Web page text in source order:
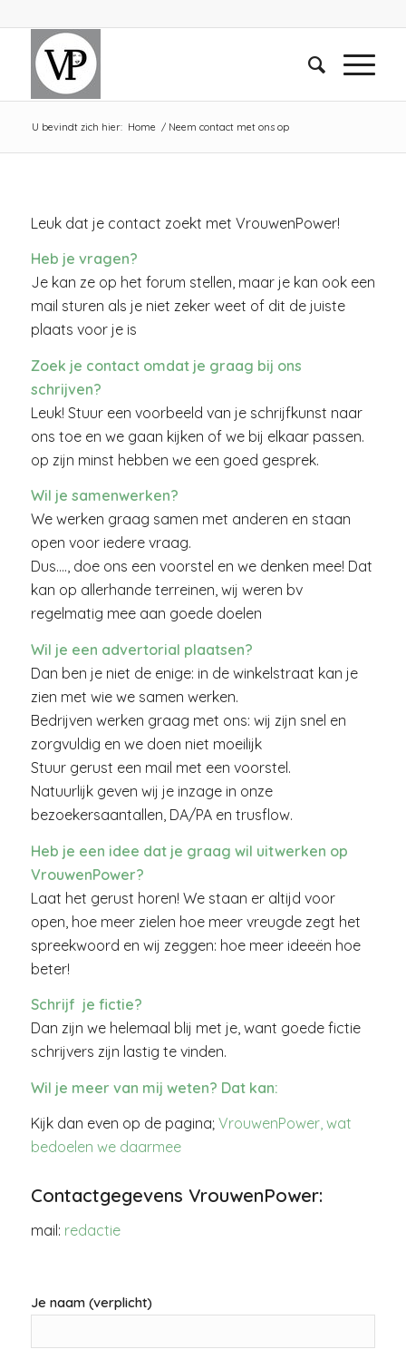
U bevindt zich hier: Home / Neem contact met ons op
Leuk dat je contact zoekt met VrouwenPower!
Heb je vragen?
Je kan ze op het forum stellen, maar je kan ook een
mail sturen als je niet zeker weet of dit de juiste
plaats voor je is
Zoek je contact omdat je graag bij ons
schrijven?
Leuk! Stuur een voorbeeld van je schrijfkunst naar
ons toe en we gaan kijken of we bij elkaar passen.
op zijn minst hebben we een goed gesprek.
Wil je samenwerken?
We werken graag samen met anderen en staan
open voor iedere vraag.
Dus…., doe ons een voorstel en we denken mee! Dat
kan op allerhande terreinen, wij weren bv
regelmatig mee aan goede doelen
Wil je een advertorial plaatsen?
Dan ben je niet de enige: in de winkelstraat kan je
zien met wie we samen werken.
Bedrijven werken graag met ons: wij zijn snel en
zorgvuldig en we doen niet moeilijk
Stuur gerust een mail met een voorstel.
Natuurlijk geven wij je inzage in onze
bezoekersaantallen, DA/PA en trusflow.
Heb je een idee dat je graag wil uitwerken op
VrouwenPower?
Laat het gerust horen! We staan er altijd voor
open, hoe meer zielen hoe meer vreugde zegt het
spreekwoord en wij zeggen: hoe meer ideeën hoe
beter!
Schrijf je fictie?
Dan zijn we helemaal blij met je, want goede fictie
schrijvers zijn lastig te vinden.
Wil je meer van mij weten? Dat kan:
Kijk dan even op de pagina; VrouwenPower, wat
bedoelen we daarmee
Contactgegevens VrouwenPower:
mail: redactie
Je naam (verplicht)